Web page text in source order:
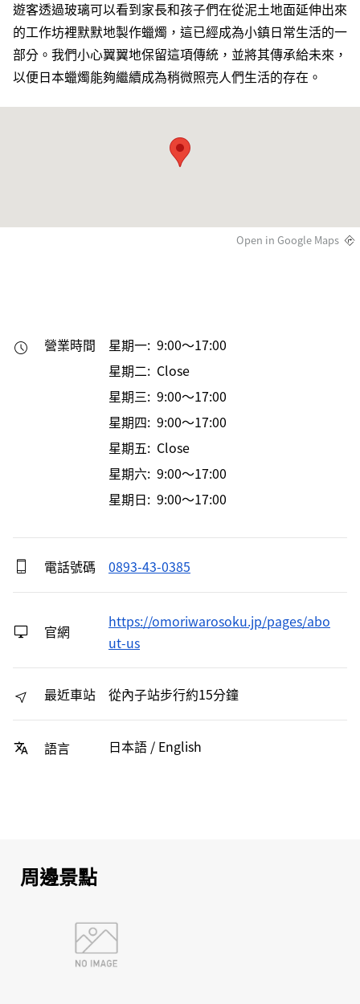
遊客透過玻璃可以看到家長和孩子們在從泥土地面延伸出來
的工作坊裡默默地製作蠟燭，這已經成為小鎮日常生活的一
部分。我們小心翼翼地保留這項傳統，並將其傳承給未來，
以便日本蠟燭能夠繼續成為稍微照亮人們生活的存在。
Open in Google Maps
營業時間
星期一: 9:00～17:00
星期二: Close
星期三: 9:00～17:00
星期四: 9:00～17:00
星期五: Close
星期六: 9:00～17:00
星期日: 9:00～17:00
電話號碼 0893-43-0385
官網
https://omoriwarosoku.jp/pages/abo
ut-us
最近車站 從內子站步行約15分鐘
語言 日本語 / English
周邊景點